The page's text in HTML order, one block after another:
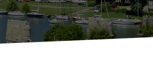
15 Juin 2018 Actualités,Éditos